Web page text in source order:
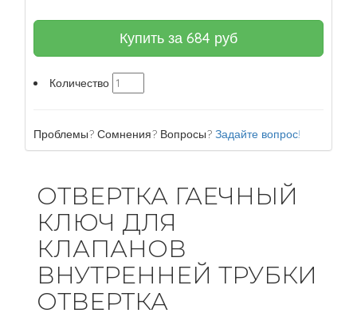
Купить за 684 руб
Количество
Проблемы? Сомнения? Вопросы? Задайте вопрос!
ОТВЕРТКА ГАЕЧНЫЙ
КЛЮЧ ДЛЯ
КЛАПАНОВ
ВНУТРЕННЕЙ ТРУБКИ
ОТВЕРТКА